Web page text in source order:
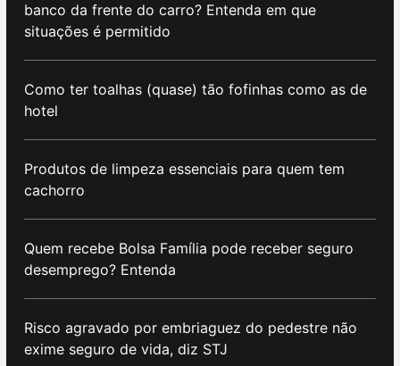
banco da frente do carro? Entenda em que
situações é permitido
Como ter toalhas (quase) tão fofinhas como as de
hotel
Produtos de limpeza essenciais para quem tem
cachorro
Quem recebe Bolsa Família pode receber seguro
desemprego? Entenda
Risco agravado por embriaguez do pedestre não
exime seguro de vida, diz STJ